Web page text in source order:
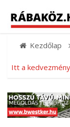
Kezdőlap
Itt a